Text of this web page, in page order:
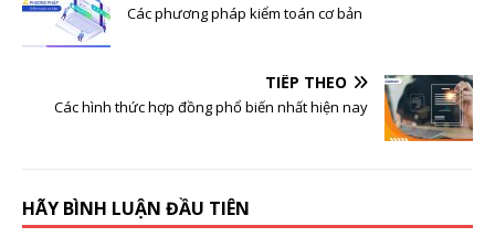
Các phương pháp kiểm toán cơ bản
TIẾP THEO
Các hình thức hợp đồng phổ biến nhất hiện nay
HÃY BÌNH LUẬN ĐẦU TIÊN